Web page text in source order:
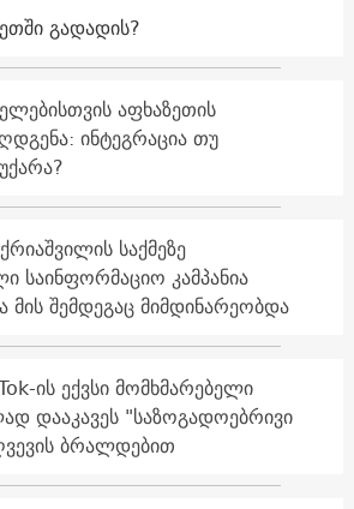
გადადის?
აფხაზეთის
ინტეგრაცია თუ
საქმეზე
საინფორმაციო კამპანია
მის შემდეგაც მიმდინარეობდა
ის ექვსი მომხმარებელი
დააკავეს "საზოგადოებრივი
ბრალდებით